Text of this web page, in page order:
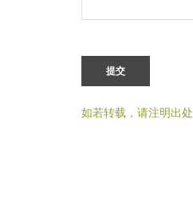
提交
如若转载，请注明出